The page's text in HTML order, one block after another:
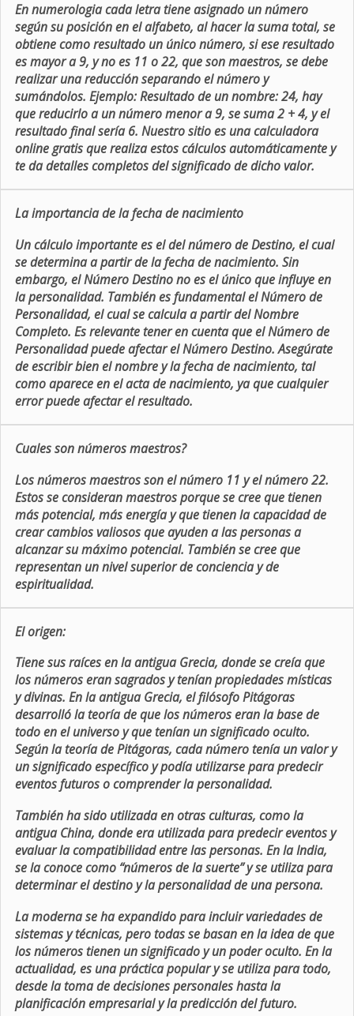
En numerologia cada letra tiene asignado un número
según su posición en el alfabeto, al hacer la suma total, se
obtiene como resultado un único número, si ese resultado
es mayor a 9, y no es 11 o 22, que son maestros, se debe
realizar una reducción separando el número y
sumándolos. Ejemplo: Resultado de un nombre: 24, hay
que reducirlo a un número menor a 9, se suma 2 + 4, y el
resultado final sería 6. Nuestro sitio es una calculadora
online gratis que realiza estos cálculos automáticamente y
te da detalles completos del significado de dicho valor.
La importancia de la fecha de nacimiento
Un cálculo importante es el del número de Destino, el cual
se determina a partir de la fecha de nacimiento. Sin
embargo, el Número Destino no es el único que influye en
la personalidad. También es fundamental el Número de
Personalidad, el cual se calcula a partir del Nombre
Completo. Es relevante tener en cuenta que el Número de
Personalidad puede afectar el Número Destino. Asegúrate
de escribir bien el nombre y la fecha de nacimiento, tal
como aparece en el acta de nacimiento, ya que cualquier
error puede afectar el resultado.
Cuales son números maestros?
Los números maestros son el número 11 y el número 22.
Estos se consideran maestros porque se cree que tienen
más potencial, más energía y que tienen la capacidad de
crear cambios valiosos que ayuden a las personas a
alcanzar su máximo potencial. También se cree que
representan un nivel superior de conciencia y de
espiritualidad.
El origen:
Tiene sus raíces en la antigua Grecia, donde se creía que
los números eran sagrados y tenían propiedades místicas
y divinas. En la antigua Grecia, el filósofo Pitágoras
desarrolló la teoría de que los números eran la base de
todo en el universo y que tenían un significado oculto.
Según la teoría de Pitágoras, cada número tenía un valor y
un significado específico y podía utilizarse para predecir
eventos futuros o comprender la personalidad.
También ha sido utilizada en otras culturas, como la
antigua China, donde era utilizada para predecir eventos y
evaluar la compatibilidad entre las personas. En la India,
se la conoce como “números de la suerte” y se utiliza para
determinar el destino y la personalidad de una persona.
La moderna se ha expandido para incluir variedades de
sistemas y técnicas, pero todas se basan en la idea de que
los números tienen un significado y un poder oculto. En la
actualidad, es una práctica popular y se utiliza para todo,
desde la toma de decisiones personales hasta la
planificación empresarial y la predicción del futuro.